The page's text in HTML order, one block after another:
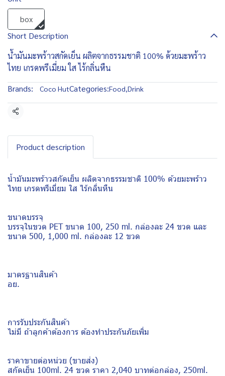
box
Short Description
น้ำมันมะพร้าวสกัดเย็น ผลิตจากธรรมชาติ 100% ด้วยมะพร้าว
ไทย เกรดพรีเมี่ยม ใส ไร้กลิ่นหืน
Brands:
Coco HutCategories:Food,Drink
Share
Product description
น้ำมันมะพร้าวสกัดเย็น ผลิตจากธรรมชาติ 100% ด้วยมะพร้าว
ไทย เกรดพรีเมี่ยม ใส ไร้กลิ่นหืน
ขนาดบรรจุ
บรรจุในขวด PET ขนาด 100, 250 ml. กล่องละ 24 ขวด และ
ขนาด 500, 1,000 ml. กล่องละ 12 ขวด
มาตรฐานสินค้า
อย.
การรับประกันสินค้า
ไม่มี ถ้าลูกค้าต้องการ ต้องทำประกันภัยเพิ่ม
ราคาขายต่อหน่วย (ขายส่ง)
สกัดเย็น 100ml. 24 ขวด ราคา 2,040 บาทต่อกล่อง, 250ml.